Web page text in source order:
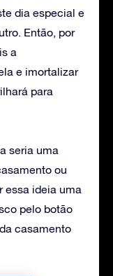
dia especial e
Então, por
a
e imortalizar
para
seria uma
ou
essa ideia uma
pelo botão
casamento